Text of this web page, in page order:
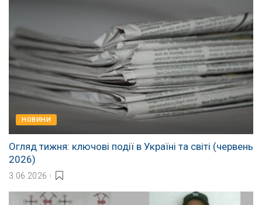
НОВИНИ
Огляд тижня: ключові події в Україні та світі (червень
2026)
3.06.2026